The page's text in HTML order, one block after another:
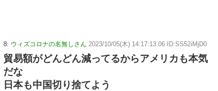
8: ウィズコロナの名無しさん 2023/10/05(木) 14:17:13.06 ID:SS52iMjD0
貿易額がどんどん減ってるからアメリカも本気
だな
日本も中国切り捨てよう